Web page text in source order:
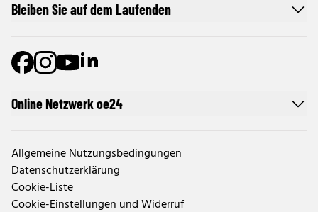
Online Netzwerk oe24
Allgemeine Nutzungsbedingungen
Datenschutzerklärung
Cookie-Liste
Cookie-Einstellungen und Widerruf
Bleiben Sie auf dem Laufenden